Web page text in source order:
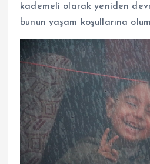
kademeli olarak yeniden
bunun yaşam koşullarına